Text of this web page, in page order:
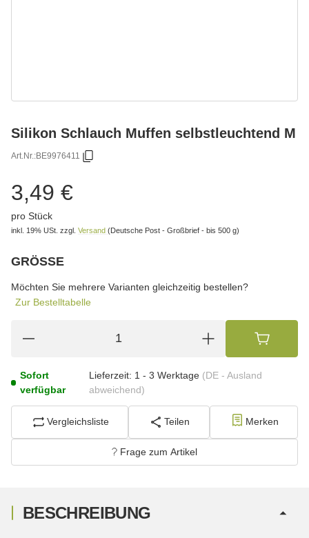
Silikon Schlauch Muffen selbstleuchtend M
Art.Nr.:BE9976411
3,49 €
pro Stück
inkl. 19% USt. zzgl. Versand (Deutsche Post - Großbrief - bis 500 g)
GRÖSSE
Möchten Sie mehrere Varianten gleichzeitig bestellen?
Zur Bestelltabelle
Sofort
verfügbar
Lieferzeit: 1 - 3 Werktage (DE - Ausland
abweichend)
Vergleichsliste Teilen Merken
Frage zum Artikel
BESCHREIBUNG